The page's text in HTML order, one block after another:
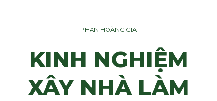
PHAN HOÀNG GIA
KINH NGHIỆM
XÂY NHÀ LÀM